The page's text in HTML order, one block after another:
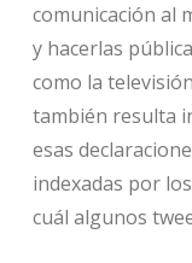
comunicación al
y hacerlas
como la
también resulta
esas
indexadas por
cuál algunos